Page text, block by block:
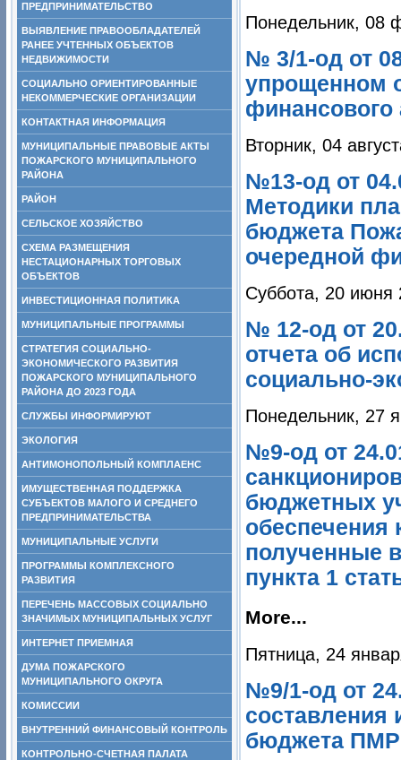
ПРЕДПРИНИМАТЕЛЬСТВО
ВЫЯВЛЕНИЕ ПРАВООБЛАДАТЕЛЕЙ
РАНЕЕ УЧТЕННЫХ ОБЪЕКТОВ
НЕДВИЖИМОСТИ
СОЦИАЛЬНО ОРИЕНТИРОВАННЫЕ
НЕКОММЕРЧЕСКИЕ ОРГАНИЗАЦИИ
КОНТАКТНАЯ ИНФОРМАЦИЯ
МУНИЦИПАЛЬНЫЕ ПРАВОВЫЕ АКТЫ
ПОЖАРСКОГО МУНИЦИПАЛЬНОГО
РАЙОНА
РАЙОН
СЕЛЬСКОЕ ХОЗЯЙСТВО
СХЕМА РАЗМЕЩЕНИЯ
НЕСТАЦИОНАРНЫХ ТОРГОВЫХ
ОБЪЕКТОВ
ИНВЕСТИЦИОННАЯ ПОЛИТИКА
МУНИЦИПАЛЬНЫЕ ПРОГРАММЫ
СТРАТЕГИЯ СОЦИАЛЬНО-
ЭКОНОМИЧЕСКОГО РАЗВИТИЯ
ПОЖАРСКОГО МУНИЦИПАЛЬНОГО
РАЙОНА ДО 2023 ГОДА
СЛУЖБЫ ИНФОРМИРУЮТ
ЭКОЛОГИЯ
АНТИМОНОПОЛЬНЫЙ КОМПЛАЕНС
ИМУЩЕСТВЕННАЯ ПОДДЕРЖКА
СУБЪЕКТОВ МАЛОГО И СРЕДНЕГО
ПРЕДПРИНИМАТЕЛЬСТВА
МУНИЦИПАЛЬНЫЕ УСЛУГИ
ПРОГРАММЫ КОМПЛЕКСНОГО
РАЗВИТИЯ
ПЕРЕЧЕНЬ МАССОВЫХ СОЦИАЛЬНО
ЗНАЧИМЫХ МУНИЦИПАЛЬНЫХ УСЛУГ
ИНТЕРНЕТ ПРИЕМНАЯ
ДУМА ПОЖАРСКОГО
МУНИЦИПАЛЬНОГО ОКРУГА
КОМИССИИ
ВНУТРЕННИЙ ФИНАНСОВЫЙ КОНТРОЛЬ
КОНТРОЛЬНО-СЧЕТНАЯ ПАЛАТА
Понедельник, 08
№ 3/1-од от
упрощенном
финансового
Вторник, 04
№13-од от
Методики
бюджета
очередной
Суббота, 20 июня
№ 12-од от
отчета об
социально-
Понедельник, 27
№9-од от
бюджетных
обеспечения
полученные
пункта 1
More...
Пятница, 24
№9/1-од от
составления
бюджета